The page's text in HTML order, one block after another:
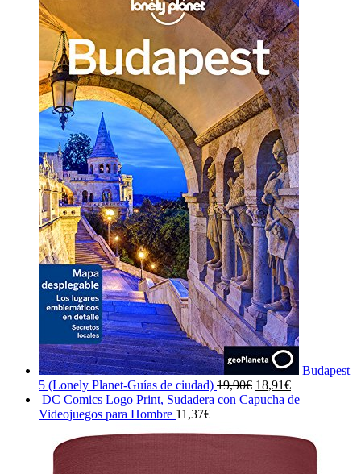
Budapest
5 (Lonely Planet-Guías de ciudad) 19,90€ El
precio
19,90€.
18,91€El
precio
18,91€.
DC Comics Logo Print, Sudadera con Capucha de
Videojuegos para Hombre 11,37€